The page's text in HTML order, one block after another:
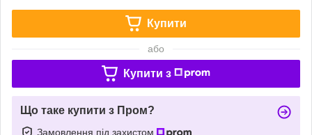
Купити
або
Купити з
Що таке купити з Пром?
Замовлення під захистом